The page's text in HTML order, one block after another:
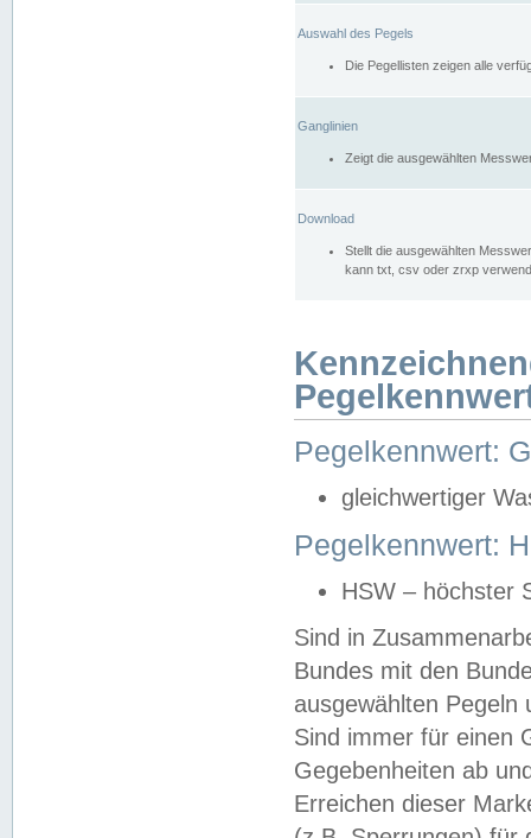
Auswahl des Pegels
Die Pegellisten zeigen alle
Ganglinien
Zeigt die ausgewählten
Download
Stellt die ausgewählten
kann txt, csv oder zrxp
Pegelkennwert:
gleichwertiger
Pegelkennwert:
HSW – höchster
Sind in
Bundes mit den
ausgewählten
Sind immer für einen
Gegebenheiten ab
Erreichen dieser